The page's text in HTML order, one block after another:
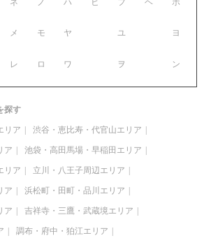
ネ ノ
メ モ
レ ロ
ハ ヒ フ ヘ ホ
ヤ ユ ヨ
ワ ヲ ン
探す
リア 渋谷・恵比寿・代官山エリア
ア 池袋・高田馬場・早稲田エリア
リア 立川・八王子周辺エリア
ア 浜松町・田町・品川エリア
ア 吉祥寺・三鷹・武蔵境エリア
調布・府中・狛江エリア